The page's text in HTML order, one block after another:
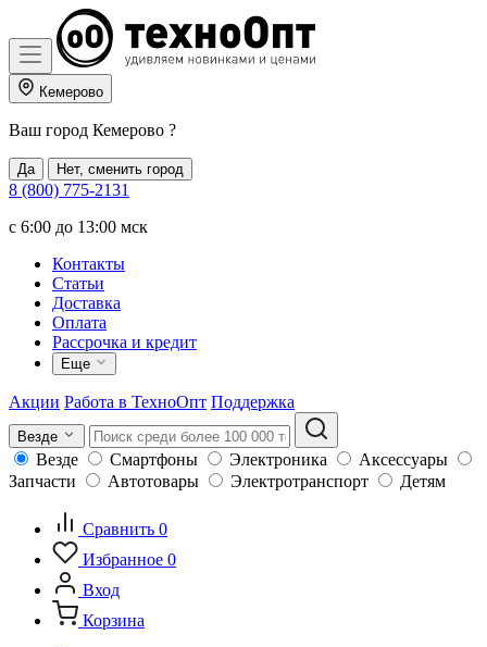
Кемерово
Ваш город Кемерово ?
Да Нет, сменить город
8 (800) 775-2131
c 6:00 до 13:00 мск
Контакты
Статьи
Доставка
Оплата
Рассрочка и кредит
Еще
Акции Работа в ТехноОпт Поддержка
Везде
Везде Смартфоны Электроника
Аксессуары
Запчасти
Автотовары Электротранспорт Детям
Сравнить 0
Избранное 0
Вход
Корзина